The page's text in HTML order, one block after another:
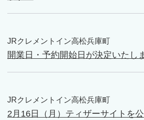
JRクレメントイン高松兵庫町
開業日・予約開始日が決定いたし
JRクレメントイン高松兵庫町
2月16日（月）ティザーサイトを